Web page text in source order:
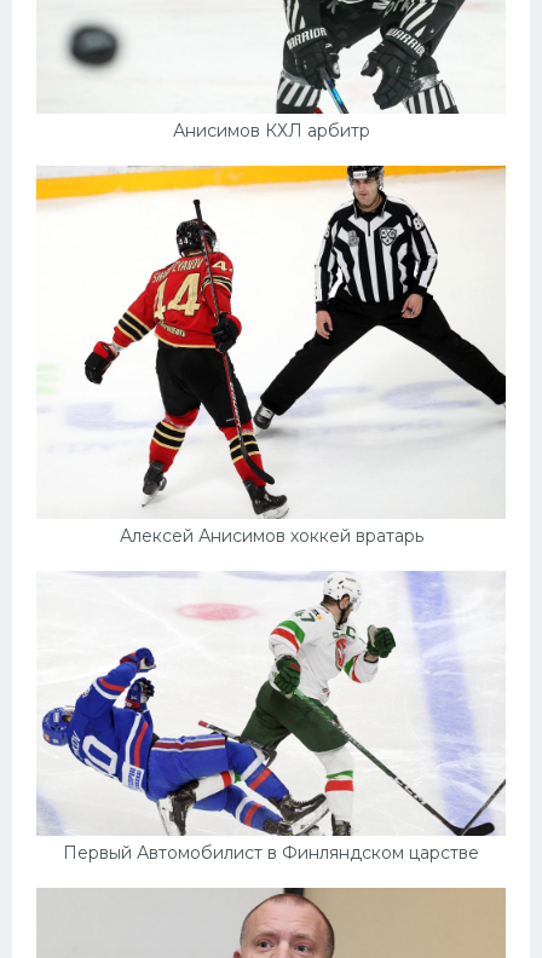
Анисимов КХЛ арбитр
Алексей Анисимов хоккей вратарь
Первый Автомобилист в Финляндском царстве